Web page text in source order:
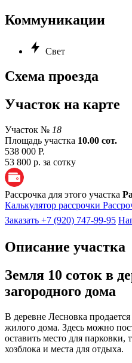
Коммуникации
Свет
Схема проезда
Участок на карте
Участок № 18
Площадь участка 10.00 сот.
538 000 Р.
53 800 р. за сотку
Рассрочка для этого участка
Калькулятор рассрочки
Заказать +7 (920) 747-99-95
Описание участка
Земля 10 соток в
загородного дома
В деревне Лесновка
жилого дома. Здесь можно
оставить место для парковки,
хозблока и места для отдыха.